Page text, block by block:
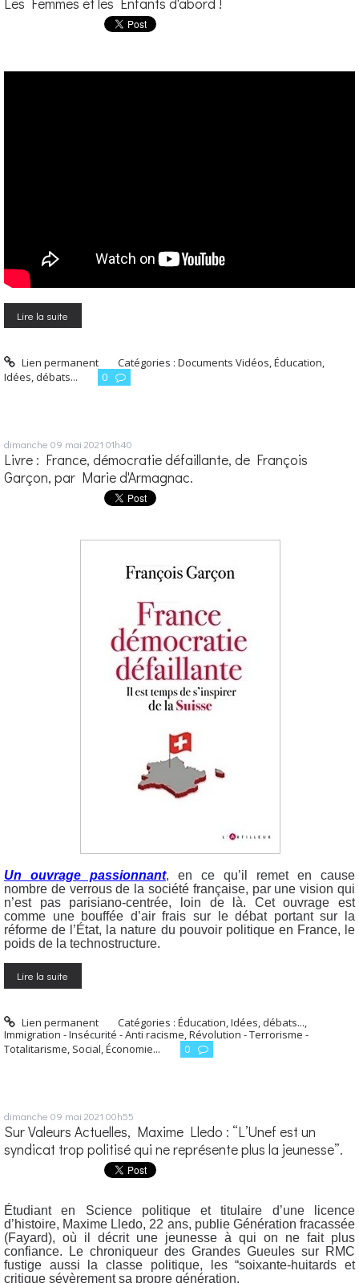
Les Femmes et les Enfants d'abord !
Lire la suite
Lien permanent Catégories :Documents Vidéos,Éducation,
Idées, débats...
0
dimanche 09 mai 2021 01h40
Livre : France, démocratie défaillante, de François
Garçon, par Marie d'Armagnac.
Un ouvrage passionnant, en ce qu’il remet en cause
nombre de verrous de la société française, par une vision qui
n’est pas parisiano-centrée, loin de là. Cet ouvrage est
comme une bouffée d’air frais sur le débat portant sur la
réforme de l’État, la nature du pouvoir politique en France, le
poids de la technostructure.
Lire la suite
Lien permanent Catégories :Éducation,Idées, débats...,
Immigration - Insécurité - Anti racisme,Révolution - Terrorisme -
Totalitarisme, Social, Économie... 0
dimanche 09 mai 2021 00h55
Sur Valeurs Actuelles, Maxime Lledo : “L’Unef est un
syndicat trop politisé qui ne représente plus la jeunesse”.
Étudiant en Science politique et titulaire d’une licence
d’histoire, Maxime Lledo, 22 ans, publie Génération fracassée
(Fayard), où il décrit une jeunesse à qui on ne fait plus
confiance. Le chroniqueur des Grandes Gueules sur RMC
fustige aussi la classe politique, les “soixante-huitards et
critique sévèrement sa propre génération.